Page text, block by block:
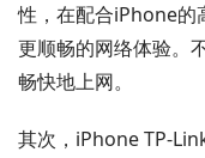
性，在配合iPhone的
更顺畅的网络体验。
畅快地上网。
其次，iPhone TP-